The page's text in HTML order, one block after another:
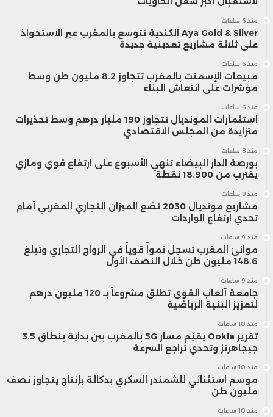
منذ 6 ساعات
Aya Gold & Silver الكندية تتوسع بالمغرب عبر الاستحواذ
على ثلاثة مشاريع تعدينية جديدة
منذ 6 ساعات
مبيعات الإسمنت بالمغرب تتجاوز 8.2 مليون طن وسط
مؤشرات على انتعاش البناء
منذ 6 ساعات
استثمارات المونديال تتجاوز 190 مليار درهم وسط تحذيرات
متزايدة من المجلس الاقتصادي
منذ 8 ساعات
بورصة الدار البيضاء تنهي الأسبوع على ارتفاع قوي ومازي
يقترب من 18.900 نقطة
منذ 8 ساعات
مشاريع مونديال 2030 تضع الميزان التجاري المغربي أمام
تحدي ارتفاع الواردات
منذ 9 ساعات
موانئ المغرب تسجل نمواً قوياً في الرواج التجاري وتبلغ
148.6 مليون طن خلال النصف الأول
منذ 9 ساعات
جامعة ألعاب القوى تطلق مشروعاً بـ 120 مليون درهم
لتعزيز البنية الرياضية
منذ 10 ساعات
تقرير Ookla يقيّم مسار 5G بالمغرب بين بداية بنطاق 3.5
جيجاهرتز وتحدي تراجع السرعة
منذ 10 ساعات
موسم استثنائي للشمندر السكري بدكالة بإنتاج يتجاوز نصف
مليون طن
منذ 10 ساعات